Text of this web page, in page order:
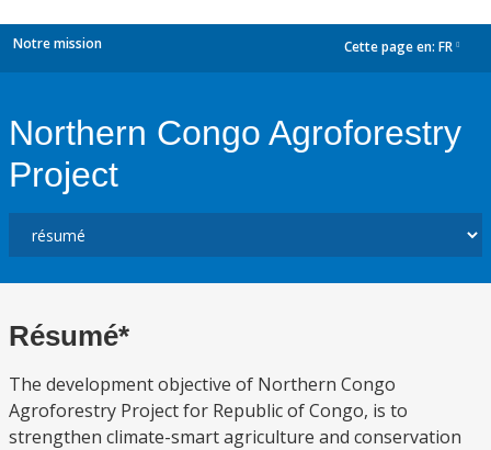
Notre mission Cette page en: FR
Northern Congo Agroforestry
Project
Résumé*
The development objective of Northern Congo
Agroforestry Project for Republic of Congo, is to
strengthen climate-smart agriculture and conservation